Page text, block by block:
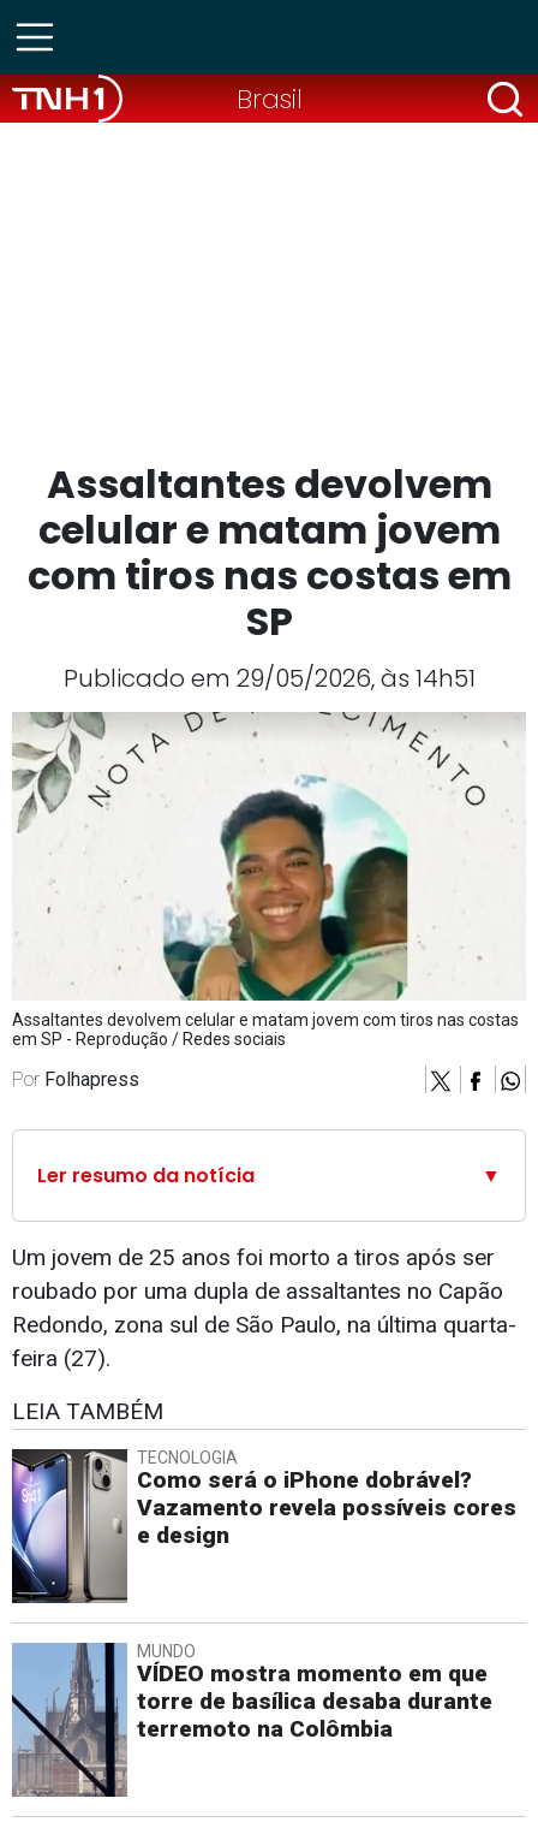
Brasil
Assaltantes devolvem
celular e matam jovem
com tiros nas costas em
SP
Publicado em 29/05/2026, às 14h51
Assaltantes devolvem celular e matam jovem com tiros nas costas
em SP - Reprodução / Redes sociais
Por Folhapress
Ler resumo da notícia ▼
Um jovem de 25 anos foi morto a tiros após ser
roubado por uma dupla de assaltantes no Capão
Redondo, zona sul de São Paulo, na última quarta-
feira (27).
LEIA TAMBÉM
TECNOLOGIA
Como será o iPhone dobrável?
Vazamento revela possíveis cores
e design
MUNDO
VÍDEO mostra momento em que
torre de basílica desaba durante
terremoto na Colômbia